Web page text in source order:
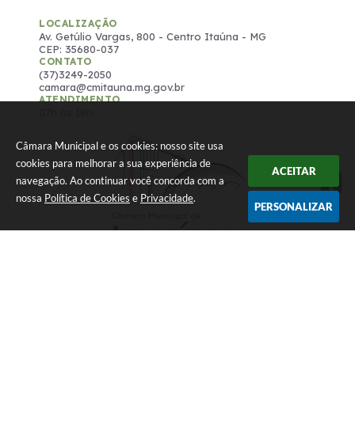
Câmara Municipal e os cookies: nosso site usa
cookies para melhorar a sua experiência de
navegação. Ao continuar você concorda com a
nossa Política de Cookies e Privacidade.
ACEITAR
PERSONALIZAR
LOCALIZAÇÃO
Av. Getúlio Vargas, 800 - Centro Itaúna - MG
CEP: 35680-037
CONTATO
(37)3249-2050
camara@cmitauna.mg.gov.br
ATENDIMENTO